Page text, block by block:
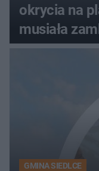
okrycia na
musiała
GMINA SIEDLCE